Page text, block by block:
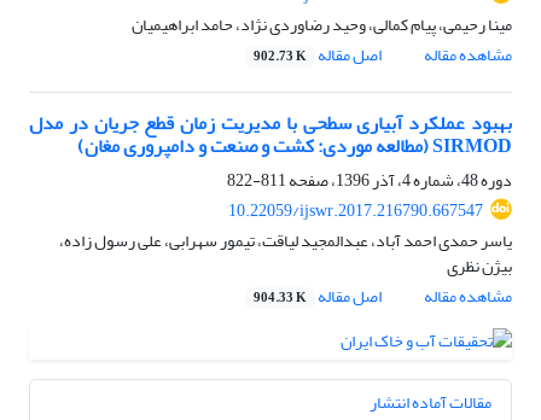
مینا رحیمی، پیام کمالی، وحید رضاوردی نژاد، حامد ابراهیمیان
مشاهده مقاله
اصل مقاله 902.73 K
بهبود عملکرد آبیاری سطحی با مدیریت زمان قطع جریان در مدل
SIRMOD (مطالعه موردی: کشت و صنعت و دامپروری مغان)
دوره 48، شماره 4، آذر 1396، صفحه
811-822
10.22059/ijswr.2017.216790.667547
یاسر حمدی احمد آباد، عبدالمجید لیاقت، تیمور سهرابی، علی رسول زاده،
بیژن نظری
مشاهده مقاله
اصل مقاله 904.33 K
مقالات آماده انتشار